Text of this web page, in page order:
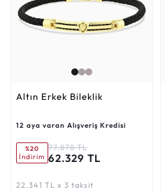
Altın Erkek Bileklik
12 aya varan Alışveriş Kredisi
%20
İndirim
77.878 TL
62.329 TL
22.341 TL x 3 taksit